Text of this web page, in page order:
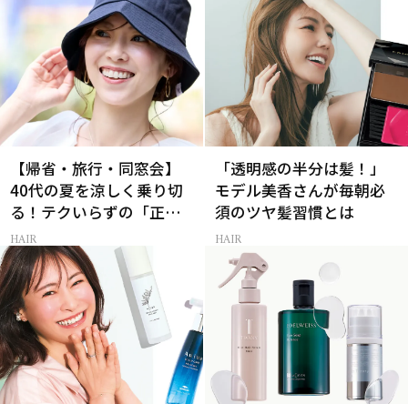
【帰省・旅行・同窓会】
40代の夏を涼しく乗り切
る！テクいらずの「正解
ヘアアレンジ」3選
HAIR
「透明感の半分は髪！」
モデル美香さんが毎朝必
須のツヤ髪習慣とは
HAIR